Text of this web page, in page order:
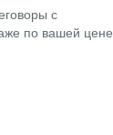
с
по вашей цене